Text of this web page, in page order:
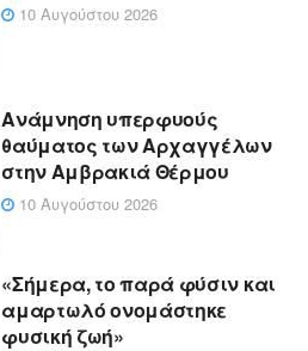
10 Αυγούστου 2026
Ανάμνηση υπερφυούς
θαύματος των Αρχαγγέλων
στην Αμβρακιά Θέρμου
10 Αυγούστου 2026
«Σήμερα, το παρά φύσιν και
αμαρτωλό ονομάστηκε
φυσική ζωή»